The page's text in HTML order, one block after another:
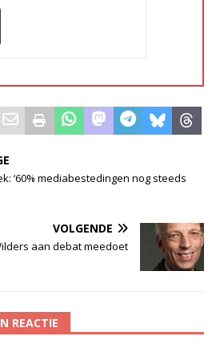
‘60% mediabestedingen nog steeds
VOLGENDE
aan debat meedoet
REACTIE